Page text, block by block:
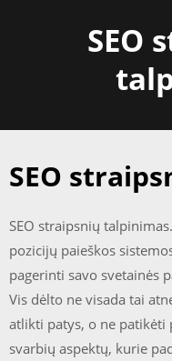
SEO
SEO
SEO straipsnių
pozicijų paieškos
pagerinti savo svetainės
Vis dėlto ne visada tai
atlikti patys, o ne patikėti
svarbių aspektų, kurie